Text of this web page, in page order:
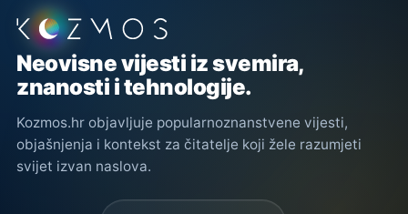
Podnožje stranice
Neovisne vijesti iz svemira,
znanosti i tehnologije.
Kozmos.hr objavljuje popularnoznanstvene vijesti,
objašnjenja i kontekst za čitatelje koji žele razumjeti
svijet izvan naslova.